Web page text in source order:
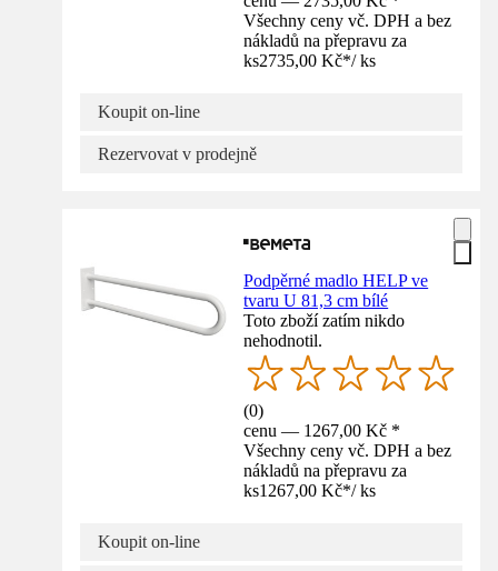
Všechny ceny vč. DPH a bez
nákladů na přepravu za
ks2735,00 Kč*/ ks
Koupit on-line
Rezervovat v prodejně
Podpěrné madlo HELP ve
tvaru U 81,3 cm bílé
Toto zboží zatím nikdo
nehodnotil.
(0)
cenu — 1267,00 Kč *
Všechny ceny vč. DPH a bez
nákladů na přepravu za
ks1267,00 Kč*/ ks
Koupit on-line